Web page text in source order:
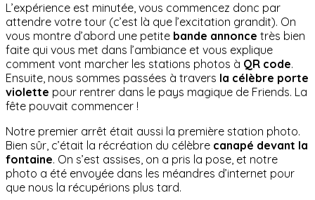
L’expérience est minutée, vous commencez donc par
attendre votre tour (c’est là que l’excitation grandit). On
vous montre d’abord une petite bande annonce très bien
faite qui vous met dans l’ambiance et vous explique
comment vont marcher les stations photos à QR code.
Ensuite, nous sommes passées à travers la célèbre porte
violette pour rentrer dans le pays magique de Friends. La
fête pouvait commencer !
Notre premier arrêt était aussi la première station photo.
Bien sûr, c’était la récréation du célèbre canapé devant la
fontaine. On s’est assises, on a pris la pose, et notre
photo a été envoyée dans les méandres d’internet pour
que nous la récupérions plus tard.